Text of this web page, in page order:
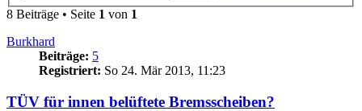
8 Beiträge • Seite 1 von 1
Burkhard
Beiträge: 5
Registriert: So 24. Mär 2013, 11:23
TÜV für innen belüftete Bremsscheiben?